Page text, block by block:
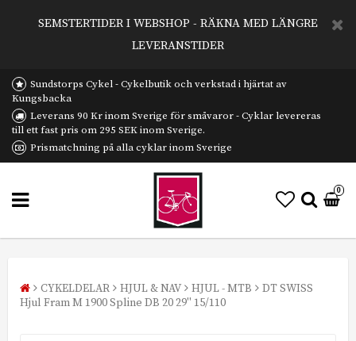
SEMSTERTIDER I WEBSHOP - RÄKNA MED LÄNGRE
LEVERANSTIDER
Sundstorps Cykel - Cykelbutik och verkstad i hjärtat av
Kungsbacka
Leverans 90 Kr inom Sverige för småvaror - Cyklar levereras
till ett fast pris om 295 SEK inom Sverige.
Prismatchning på alla cyklar inom Sverige
0
CYKELDELAR HJUL & NAV HJUL - MTB
DT SWISS
Hjul Fram M 1900 Spline DB 20 29'' 15/110